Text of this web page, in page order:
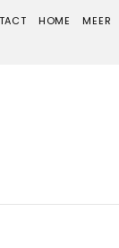
HOME
MEER